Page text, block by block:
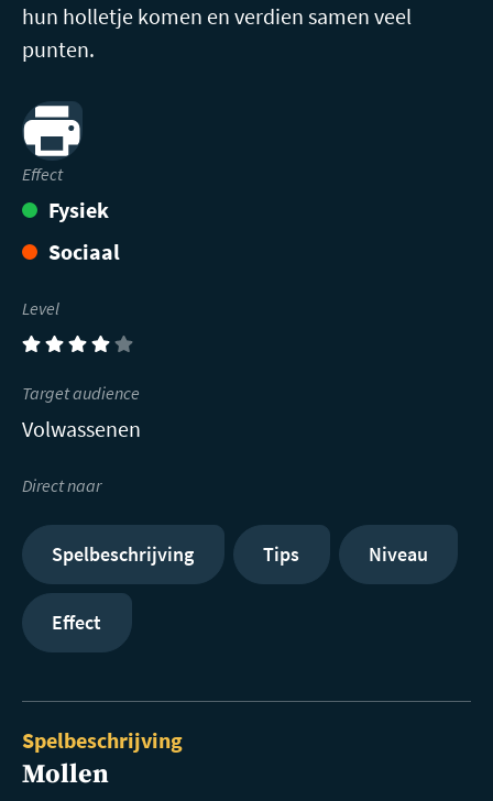
hun holletje komen en verdien samen veel
punten.
Print
Effect
Fysiek
Sociaal
Level
(4)
Target audience
Volwassenen
Direct naar
Spelbeschrijving Tips Niveau
Effect
Spelbeschrijving
Mollen